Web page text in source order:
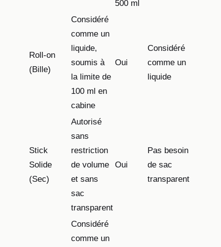
500 ml
Roll-on
(Bille)
Considéré
comme un
liquide,
soumis à
la limite de
100 ml en
cabine
Oui
Considéré
comme un
liquide
Stick
Solide
(Sec)
Autorisé
sans
restriction
de volume
et sans
sac
transparent
Oui
Pas besoin
de sac
transparent
Considéré
comme un